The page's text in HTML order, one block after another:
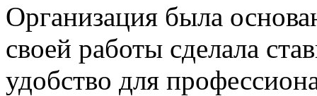
Организация была
своей работы сделала
удобство для